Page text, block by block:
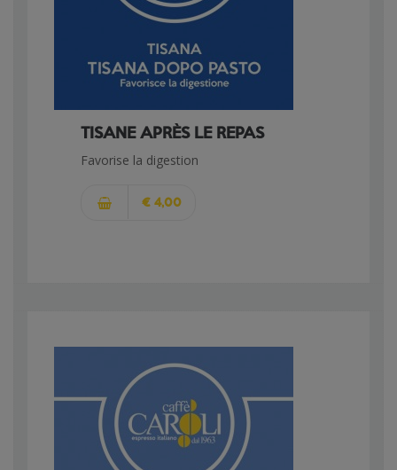
TISANE APRÈS LE REPAS
Favorise la digestion
€ 4,00